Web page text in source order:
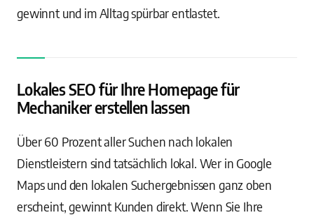
gewinnt und im Alltag spürbar entlastet.
Lokales SEO für Ihre Homepage für
Mechaniker erstellen lassen
Über 60 Prozent aller Suchen nach lokalen
Dienstleistern sind tatsächlich lokal. Wer in Google
Maps und den lokalen Suchergebnissen ganz oben
erscheint, gewinnt Kunden direkt. Wenn Sie Ihre